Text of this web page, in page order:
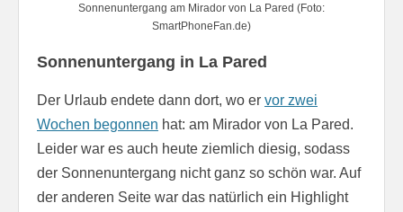
Sonnenuntergang am Mirador von La Pared (Foto:
SmartPhoneFan.de)
Sonnenuntergang in La Pared
Der Urlaub endete dann dort, wo er vor zwei
Wochen begonnen hat: am Mirador von La Pared.
Leider war es auch heute ziemlich diesig, sodass
der Sonnenuntergang nicht ganz so schön war. Auf
der anderen Seite war das natürlich ein Highlight